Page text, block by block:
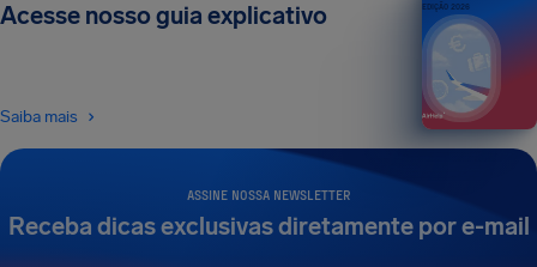
ASSINE NOSSA NEWSLETTER
Receba dicas exclusivas diretamente por e-mail
Acesse nosso guia explicativo
Saiba mais
EDIÇÃO 2026